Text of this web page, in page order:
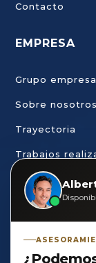
Contacto
EMPRESA
Grupo
Sobre nosotros
Trayectoria
Trabajos
Trabaja con